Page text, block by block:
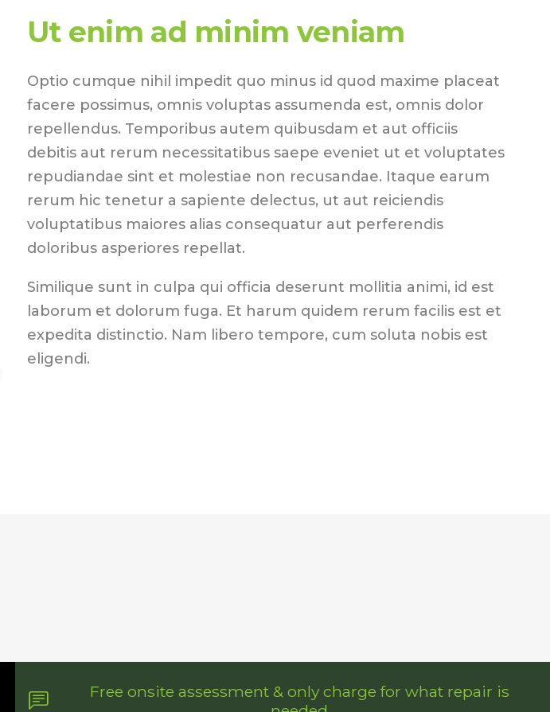
Ut enim ad minim veniam
Optio cumque nihil impedit quo minus id quod maxime placeat
facere possimus, omnis voluptas assumenda est, omnis dolor
repellendus. Temporibus autem quibusdam et aut officiis
debitis aut rerum necessitatibus saepe eveniet ut et voluptates
repudiandae sint et molestiae non recusandae. Itaque earum
rerum hic tenetur a sapiente delectus, ut aut reiciendis
voluptatibus maiores alias consequatur aut perferendis
doloribus asperiores repellat.
Similique sunt in culpa qui officia deserunt mollitia animi, id est
laborum et dolorum fuga. Et harum quidem rerum facilis est et
expedita distinctio. Nam libero tempore, cum soluta nobis est
eligendi.
Free onsite assessment & only charge for what repair is